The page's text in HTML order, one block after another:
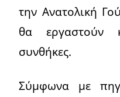
την Ανατολική
θα εργαστούν
συνθήκες.
Σύμφωνα με